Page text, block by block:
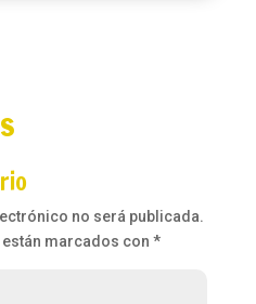
no será publicada.
marcados con *